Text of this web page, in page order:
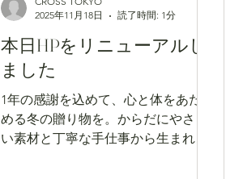
本日HPをリニューアルし
ました
1年の感謝を込めて、心と体をあたた
める冬の贈り物を。からだにやさし
い素材と丁寧な手仕事から生まれた
2025年11月18日
読了時間: 1分